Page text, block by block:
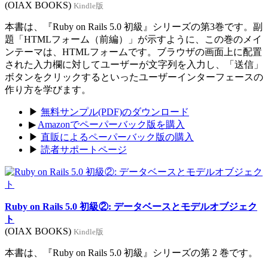
(OIAX BOOKS) Kindle版
本書は、『Ruby on Rails 5.0 初級』シリーズの第3巻です。副
題「HTMLフォーム（前編）」が示すように、この巻のメイ
ンテーマは、HTMLフォームです。ブラウザの画面上に配置
された入力欄に対してユーザーが文字列を入力し、「送信」
ボタンをクリックするといったユーザーインターフェースの
作り方を学びます。
▶ 無料サンプル(PDF)のダウンロード
▶ Amazonでペーパーバック版を購入
▶ 直販によるペーパーバック版の購入
▶ 読者サポートページ
Ruby on Rails 5.0 初級②: データベースとモデルオブジェク
ト
(OIAX BOOKS) Kindle版
本書は、『Ruby on Rails 5.0 初級』シリーズの第 2 巻です。